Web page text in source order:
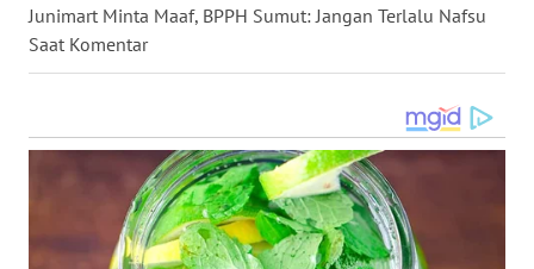
Junimart Minta Maaf, BPPH Sumut: Jangan Terlalu Nafsu
Saat Komentar
WN
NUSANTARA
WN
JATIM